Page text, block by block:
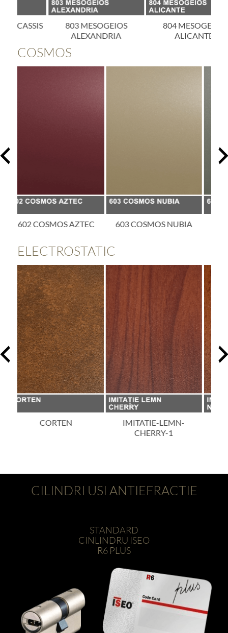
803 MESOGEIOS
ALEXANDRIA
804 MESOGEIOS
ALICANTE
COSMOS
603 COSMOS NUBIA 605 COSMOS ATLAS
ELECTROSTATIC
IMITATIE-LEMN-
IMITATIE-LEMN-NUC-
DESCHIS-1
CILINDRI USI ANTIEFRACTIE
STANDARD
CINLINDRU ISEO
R6 PLUS